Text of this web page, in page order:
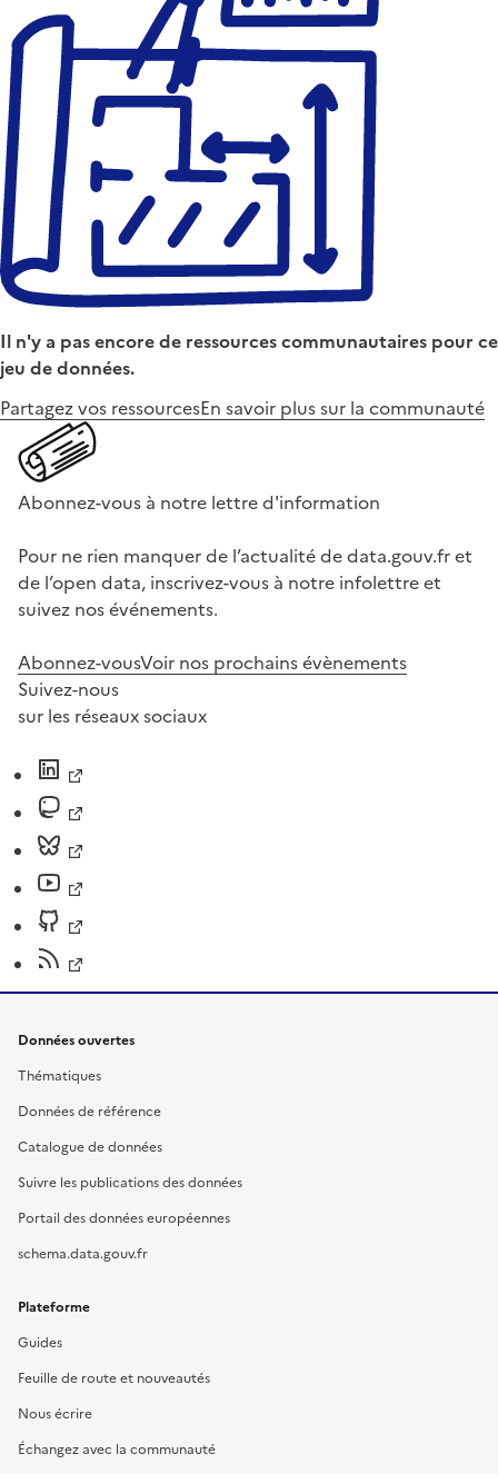
Il n'y a pas encore de ressources communautaires pour ce
jeu de données.
Partagez vos ressourcesEn savoir plus sur la communauté
Abonnez-vous à notre lettre d'information
Pour ne rien manquer de l’actualité de data.gouv.fr et
de l’open data, inscrivez-vous à notre infolettre et
suivez nos événements.
Abonnez-vousVoir nos prochains évènements
Suivez-nous
sur les réseaux sociaux
Données ouvertes
Thématiques
Données de référence
Catalogue de données
Suivre les publications des données
Portail des données européennes
schema.data.gouv.fr
Plateforme
Guides
Feuille de route et nouveautés
Nous écrire
Échangez avec la communauté